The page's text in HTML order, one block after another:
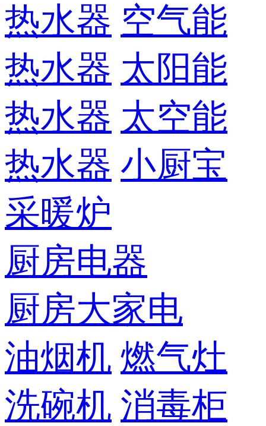
热水器 空气能
热水器 太阳能
热水器 太空能
热水器 小厨宝
采暖炉
厨房电器
厨房大家电
油烟机 燃气灶
洗碗机 消毒柜